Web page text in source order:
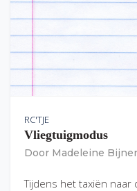
RC'TJE
Vliegtuigmodus
Door Madeleine
Tijdens het taxiën